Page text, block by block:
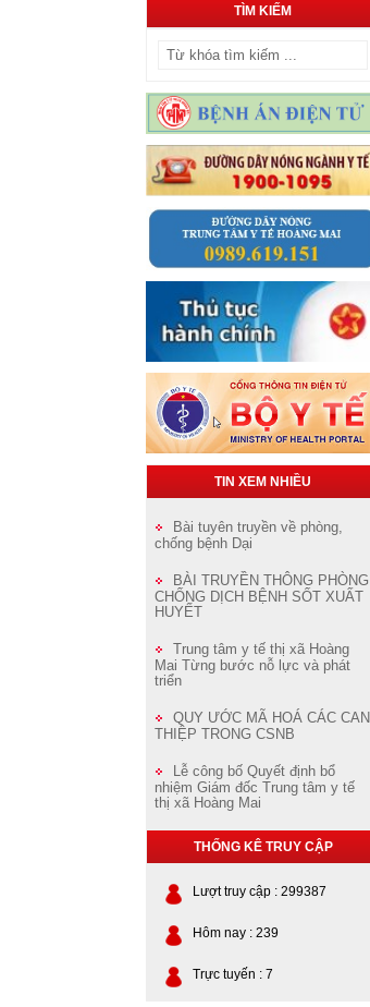
TÌM KIẾM
TIN XEM NHIỀU
Bài tuyên truyền về phòng,
chống bệnh Dại
BÀI TRUYỀN THÔNG PHÒNG
CHỐNG DỊCH BỆNH SỐT XUẤT
HUYẾT
Trung tâm y tế thị xã Hoàng
Mai Từng bước nỗ lực và phát
triển
QUY ƯỚC MÃ HOÁ CÁC CAN
THIỆP TRONG CSNB
Lễ công bố Quyết định bổ
nhiệm Giám đốc Trung tâm y tế
thị xã Hoàng Mai
THỐNG KÊ TRUY CẬP
Lượt truy cập : 299387
Hôm nay : 239
Trực tuyến : 7